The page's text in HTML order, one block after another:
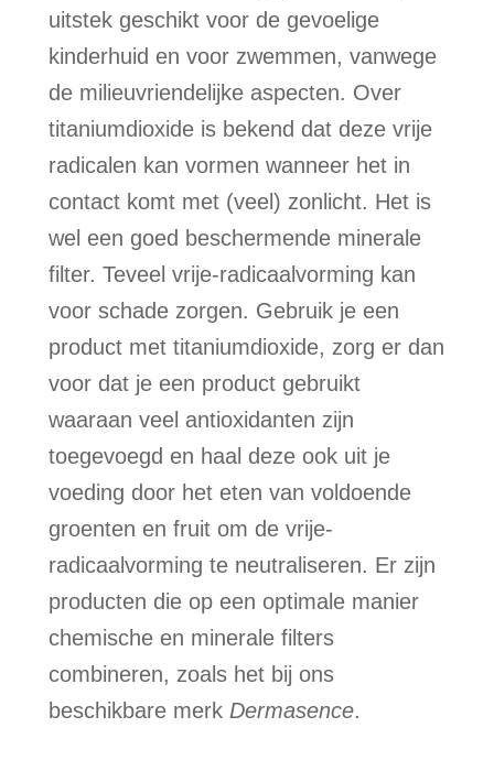
uitstek geschikt voor de gevoelige
kinderhuid en voor zwemmen, vanwege
de milieuvriendelijke aspecten. Over
titaniumdioxide is bekend dat deze vrije
radicalen kan vormen wanneer het in
contact komt met (veel) zonlicht. Het is
wel een goed beschermende minerale
filter. Teveel vrije-radicaalvorming kan
voor schade zorgen. Gebruik je een
product met titaniumdioxide, zorg er dan
voor dat je een product gebruikt
waaraan veel antioxidanten zijn
toegevoegd en haal deze ook uit je
voeding door het eten van voldoende
groenten en fruit om de vrije-
radicaalvorming te neutraliseren. Er zijn
producten die op een optimale manier
chemische en minerale filters
combineren, zoals het bij ons
beschikbare merk Dermasence.